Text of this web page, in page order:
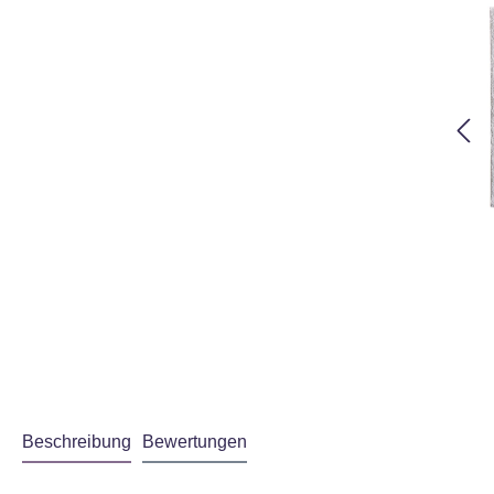
Beschreibung Bewertungen